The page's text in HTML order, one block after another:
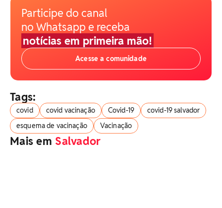
Participe do canal
no Whatsapp e receba
notícias em primeira mão!
Acesse a comunidade
Tags:
covid covid vacinação Covid-19
covid-19 salvador
esquema de vacinação
Vacinação
Mais em Salvador